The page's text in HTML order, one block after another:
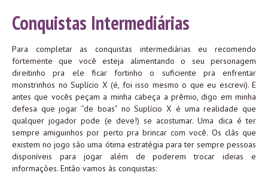
Conquistas Intermediárias
Para completar as conquistas intermediárias eu recomendo
fortemente que você esteja alimentando o seu personagem
direitinho pra ele ficar fortinho o suficiente pra enfrentar
monstrinhos no Suplício X (é, foi isso mesmo o que eu escrevi). E
antes que vocês peçam a minha cabeça a prêmio, digo em minha
defesa que jogar “de boas” no Suplício X é uma realidade que
qualquer jogador pode (e deve!) se acostumar. Uma dica é ter
sempre amiguinhos por perto pra brincar com você. Os clãs que
existem no jogo são uma ótima estratégia para ter sempre pessoas
disponíveis para jogar além de poderem trocar ideias e
informações. Então vamos às conquistas: